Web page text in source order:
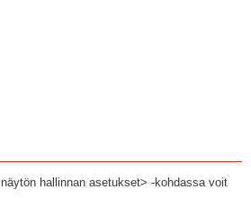
hallinnan asetukset> -kohdassa voit